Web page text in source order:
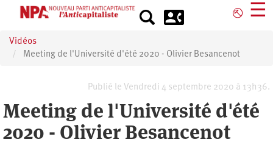
principal
⎋ ☰
Vidéos
Meeting de l'Université d'été 2020 - Olivier Besancenot
Publié le Vendredi 4 septembre 2020 à 13h36.
Meeting de l'Université d'été
2020 - Olivier Besancenot